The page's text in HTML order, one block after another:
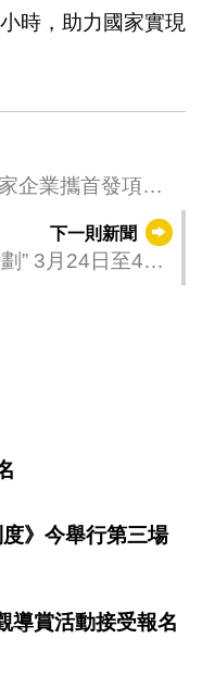
時，助力國家實現
企業攜首發項目
下一則新聞
4月
》今舉行第三場
導賞活動接受報名